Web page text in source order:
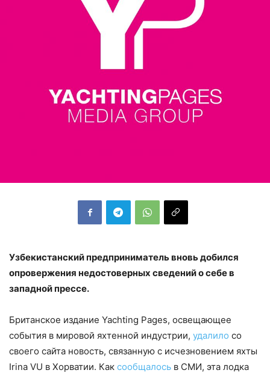
Узбекистанский предприниматель вновь добился
опровержения недостоверных сведений о себе в
западной прессе.
Британское издание Yachting Pages, освещающее
события в мировой яхтенной индустрии, удалило со
своего сайта новость, связанную с исчезновением яхты
Irina VU в Хорватии. Как сообщалось в СМИ, эта лодка